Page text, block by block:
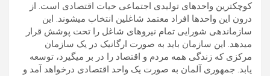
کوچکترین واحدهای تولیدی اجتماعی حیات اقتصادی است. از
درون این واحدها افراد معتمد شاغلین انتخاب می­شوند. این
سازماندهی شورایی تمام نیروهای شاغل را تحت پوشش قرار
می­دهد. این سازمان باید به صورت ارگانیک در یک سازمان
مرکزی که زندگی همه مردم و اقتصاد را در بر می­گیرد، توسعه
یابد. جمهوری آلمان به صورت یک واحد اقتصادی در­خواهد آمد و